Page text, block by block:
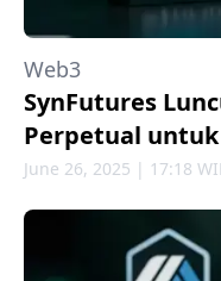
Web3
SynFutures
Perpetual
June 26, 2025 | 17:18